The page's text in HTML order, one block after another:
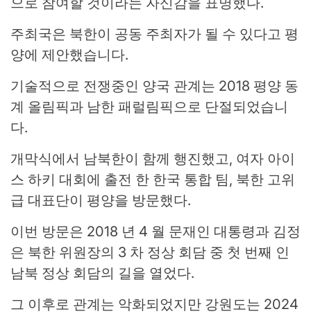
주최국은 북한이 공동 주최자가 될 수 있다고 평
양에 제안했습니다.
기술적으로 전쟁중인 양국 관계는 2018 평양 동
계 올림픽과 남한 패럴림픽으로 단절되었습니
다.
개막식에서 남북한이 함께 행진했고, 여자 아이
스 하키 대회에 출전 한 한국 통합 팀, 북한 고위
급 대표단이 평양을 방문했다.
이번 방문은 2018 년 4 월 문재인 대통령과 김정
은 북한 위원장의 3 차 정상 회담 중 첫 번째 인
남북 정상 회담의 길을 열었다.
그 이후로 관계는 악화되었지만 강원도는 2024